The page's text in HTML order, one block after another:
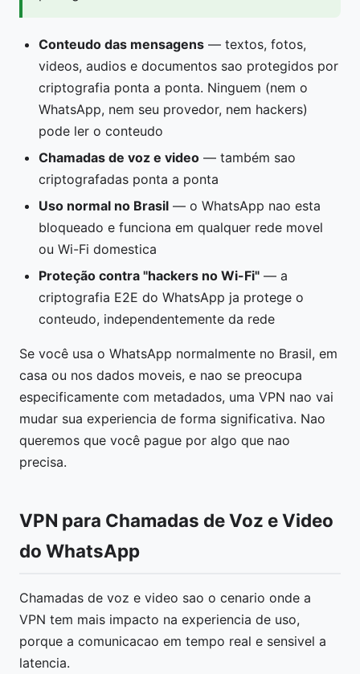
Conteudo das mensagens — textos, fotos,
videos, audios e documentos sao protegidos por
criptografia ponta a ponta. Ninguem (nem o
WhatsApp, nem seu provedor, nem hackers)
pode ler o conteudo
Chamadas de voz e video — também sao
criptografadas ponta a ponta
Uso normal no Brasil — o WhatsApp nao esta
bloqueado e funciona em qualquer rede movel
ou Wi-Fi domestica
Proteção contra "hackers no Wi-Fi" — a
criptografia E2E do WhatsApp ja protege o
conteudo, independentemente da rede
Se você usa o WhatsApp normalmente no Brasil, em
casa ou nos dados moveis, e nao se preocupa
especificamente com metadados, uma VPN nao vai
mudar sua experiencia de forma significativa. Nao
queremos que você pague por algo que nao
precisa.
VPN para Chamadas de Voz e Video
do WhatsApp
Chamadas de voz e video sao o cenario onde a
VPN tem mais impacto na experiencia de uso,
porque a comunicacao em tempo real e sensivel a
latencia.